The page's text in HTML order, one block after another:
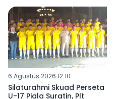
6 Agustus 2026 12:10
Silaturahmi Skuad Perseta
U-17 Piala Suratin, Plt